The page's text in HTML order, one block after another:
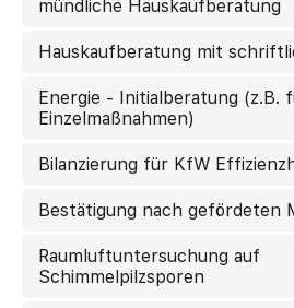
mündliche Hauskaufberatung
Hauskaufberatung mit
Energie - Initialberatung (z.B.
Einzelmaßnahmen)
Bilanzierung für KfW
Bestätigung nach gefördeten
Raumluftuntersuchung auf
Schimmelpilzsporen